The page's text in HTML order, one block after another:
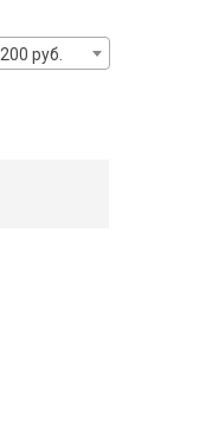
руб.